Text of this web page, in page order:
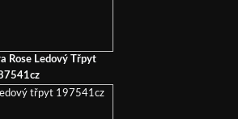
Rose Ledový Třpyt